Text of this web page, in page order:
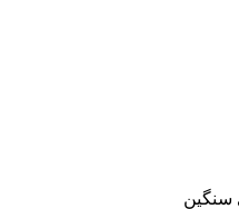
سنگین